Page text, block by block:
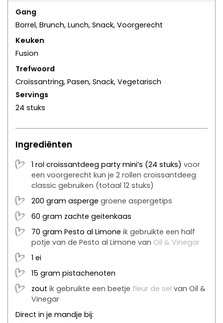
Gang
Borrel, Brunch, Lunch, Snack, Voorgerecht
Keuken
Fusion
Trefwoord
Croissantring, Pasen, Snack, Vegetarisch
Servings
24 stuks
Ingrediënten
1 rol croissantdeeg party mini’s (24 stuks) voor
een voorgerecht kun je 2 rollen croissantdeeg
classic gebruiken (totaal 12 stuks)
200 gram asperge groene aspergetips
60 gram zachte geitenkaas
70 gram Pesto al Limone ik gebruikte een half
potje van de Pesto al Limone van Oil & Vinegar
1 ei
15 gram pistachenoten
zout ik gebruikte een beetje fleur de sel van Oil &
Vinegar
Direct in je mandje bij: